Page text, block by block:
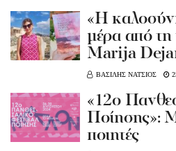
«Η
μέρα από τη
Marija
ΒΑΣΙΛΗΣ ΝΑΤΣΙΟΣ
«12ο
Ποίησης»:
ποιητές